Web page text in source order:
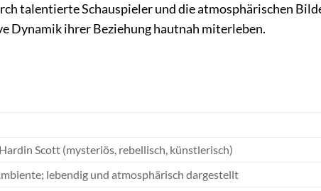
talentierte Schauspieler und die atmosphärischen
Dynamik ihrer Beziehung hautnah miterleben.
Scott (mysteriös, rebellisch, künstlerisch)
lebendig und atmosphärisch dargestellt